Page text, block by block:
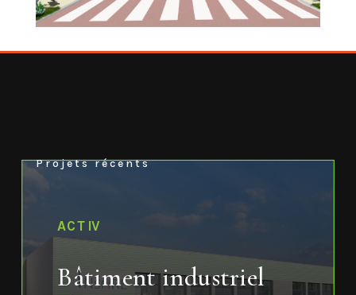
Projets récents
ACTIV
Bâtiment industriel